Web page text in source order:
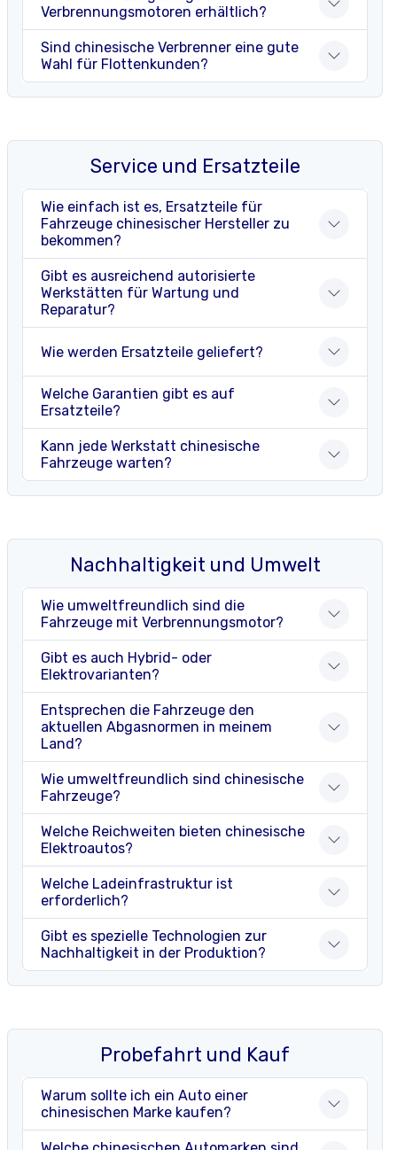
Verbrennungsmotoren erhältlich?
Sind chinesische Verbrenner eine gute
Wahl für Flottenkunden?
Service und Ersatzteile
Wie einfach ist es, Ersatzteile für
Fahrzeuge chinesischer Hersteller zu
bekommen?
Gibt es ausreichend autorisierte
Werkstätten für Wartung und
Reparatur?
Wie werden Ersatzteile geliefert?
Welche Garantien gibt es auf
Ersatzteile?
Kann jede Werkstatt chinesische
Fahrzeuge warten?
Nachhaltigkeit und Umwelt
Wie umweltfreundlich sind die
Fahrzeuge mit Verbrennungsmotor?
Gibt es auch Hybrid- oder
Elektrovarianten?
Entsprechen die Fahrzeuge den
aktuellen Abgasnormen in meinem
Land?
Wie umweltfreundlich sind chinesische
Fahrzeuge?
Welche Reichweiten bieten chinesische
Elektroautos?
Welche Ladeinfrastruktur ist
erforderlich?
Gibt es spezielle Technologien zur
Nachhaltigkeit in der Produktion?
Probefahrt und Kauf
Warum sollte ich ein Auto einer
chinesischen Marke kaufen?